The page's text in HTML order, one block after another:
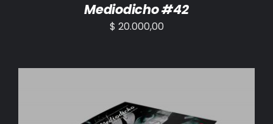
Mediodicho #42
$ 20.000,00